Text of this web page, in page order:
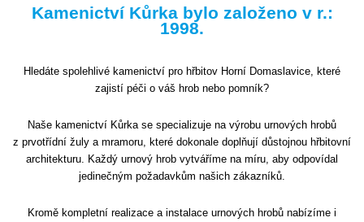
Kamenictví Kůrka bylo založeno v r.:
1998.
Hledáte spolehlivé kamenictví pro hřbitov Horní Domaslavice, které
zajistí péči o váš hrob nebo pomník?
Naše kamenictví Kůrka se specializuje na výrobu urnových hrobů
z prvotřídní žuly a mramoru, které dokonale doplňují důstojnou hřbitovní
architekturu. Každý urnový hrob vytváříme na míru, aby odpovídal
jedinečným požadavkům našich zákazníků.
Kromě kompletní realizace a instalace urnových hrobů nabízíme i